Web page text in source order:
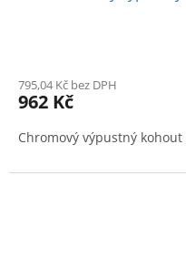
795,04 Kč bez DPH
962 Kč
Chromový výpustný kohout